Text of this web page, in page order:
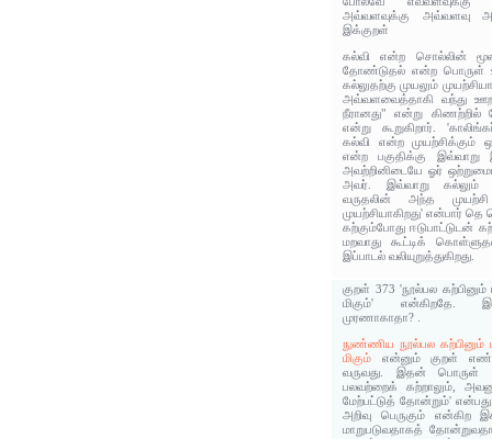
அவ்வளவுக்கு அவ்வளவு
இக்குறள்
கல்வி என்ற சொல்லின்
தோண்டுதல் என்ற பொருள்
கல்லுதற்கு முயலும்
அவ்வளவைத்தாகி வந்து
நீரானது" என்று
என்று கூறுகிறார்.
கல்வி என்ற முயற்சிக்கும்
என்ற பகுதிக்கு
அவற்றினிடையே ஓர்
அவர். இவ்வாறு கல்லும்
வருதலின் அந்த
முயற்சியாகிறது' என்பார்
கற்கும்போது
மறவாது கூட்டிக்
இப்பாடல் வலியுறுத்துகிறது.
குறள் 373 'நூல்பல
மிகும்' என்கிறதே.
முரணாகாதா? .
நுண்ணிய நூல்பல
மிகும் என்னும் குறள்
வருவது. இதன் பொருள்
பலவற்றைக் கற்றாலும்,
மேற்பட்டுத் தோன்றும்'
அறிவு பெருகும் என்கிற
மாறுபடுவதாகத்